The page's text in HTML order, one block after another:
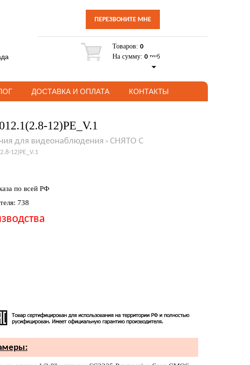
ПЕРЕЗВОНИТЕ МНЕ
Товаров: 0
На сумму: 0 руб
ДОСТАВКА И ОПЛАТА КОНТАКТЫ
12)PE_V.1
для видеонаблюдения > СНЯТО С
12)PE_V.1
по всей РФ
738